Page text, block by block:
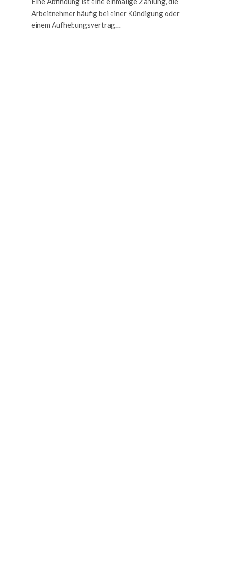
Arbeitnehmer häufig bei einer Kündigung oder
einem Aufhebungsvertrag…